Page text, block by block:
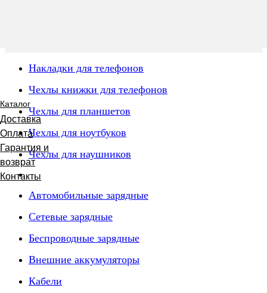
Каталог
Доставка
Оплата
Гарантия и
возврат
Контакты
Накладки для телефонов
Чехлы книжки для телефонов
Чехлы для планшетов
Чехлы для ноутбуков
Чехлы для наушников
Автомобильные зарядные
Сетевые зарядные
Беспроводные зарядные
Внешние аккумуляторы
Кабели